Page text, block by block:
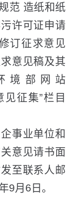
范 造纸和纸
许可证申请
订征求意见
意见稿及其
境部网站
见征集”栏目
事业单位和
意见请书面
至联系人邮
9月6日。